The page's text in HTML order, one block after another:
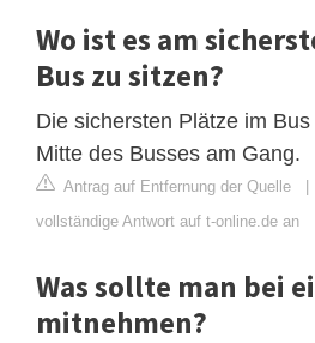
Wo ist es am
Bus zu sitzen?
Die sichersten Plätze im
Mitte des Busses am Gang.
Antrag auf Entfernung der Quelle |
vollständige Antwort auf t-online.de an
Was sollte man bei
mitnehmen?